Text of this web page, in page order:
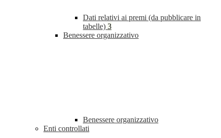
Dati relativi ai premi (da pubblicare in
tabelle) 3
Benessere organizzativo
Benessere organizzativo
Enti controllati